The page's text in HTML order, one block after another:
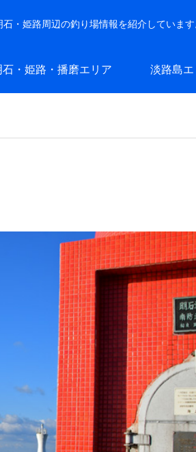
・姫路周辺の釣り場情報を紹介しています
石・姫路・播磨エリア 淡路島エ